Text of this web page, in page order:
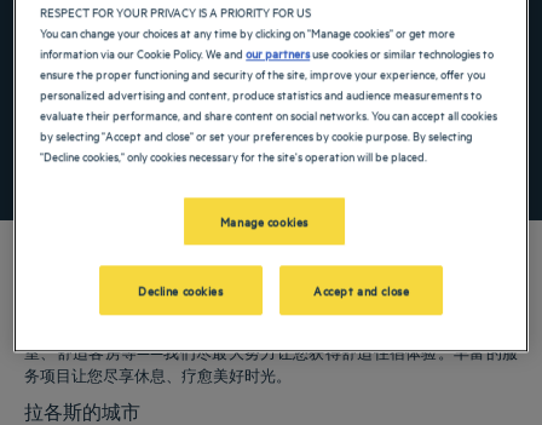
寻找酒店
添加特惠代码
室、舒适客房等——我们尽最大努力让您获得舒适住宿体验。丰富的服
务项目让您尽享休息、疗愈美好时光。
拉各斯的城市
RESPECT FOR YOUR PRIVACY IS A PRIORITY FOR US
You can change your choices at any time by clicking on "Manage cookies" or get more
information via our Cookie Policy. We andour partnersuse cookies or similar technologies to
ensure the proper functioning and security of the site, improve your experience, offer you
personalized advertising and content, produce statistics and audience measurements to
evaluate their performance, and share content on social networks. You can accept all cookies
by selecting "Accept and close" or set your preferences by cookie purpose. By selecting
"Decline cookies," only cookies necessary for the site's operation will be placed.
Manage cookies
Decline cookies Accept and close